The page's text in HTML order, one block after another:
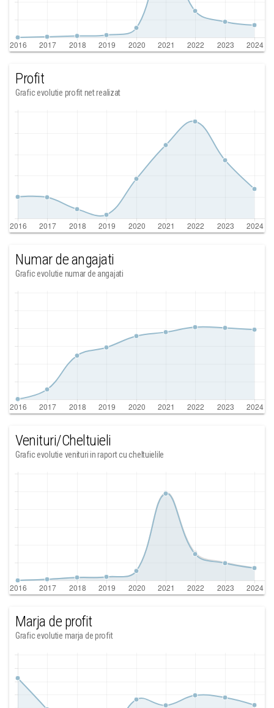
Profit
Grafic evolutie profit net realizat
Numar de angajati
Grafic evolutie numar de angajati
Venituri/Cheltuieli
Grafic evolutie venituri in raport cu cheltuielile
Marja de profit
Grafic evolutie marja de profit